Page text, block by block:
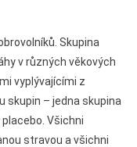
Skupina
v různých věkových
vyplývajícími z
skupin – jedna skupina
Všichni
stravou a všichni